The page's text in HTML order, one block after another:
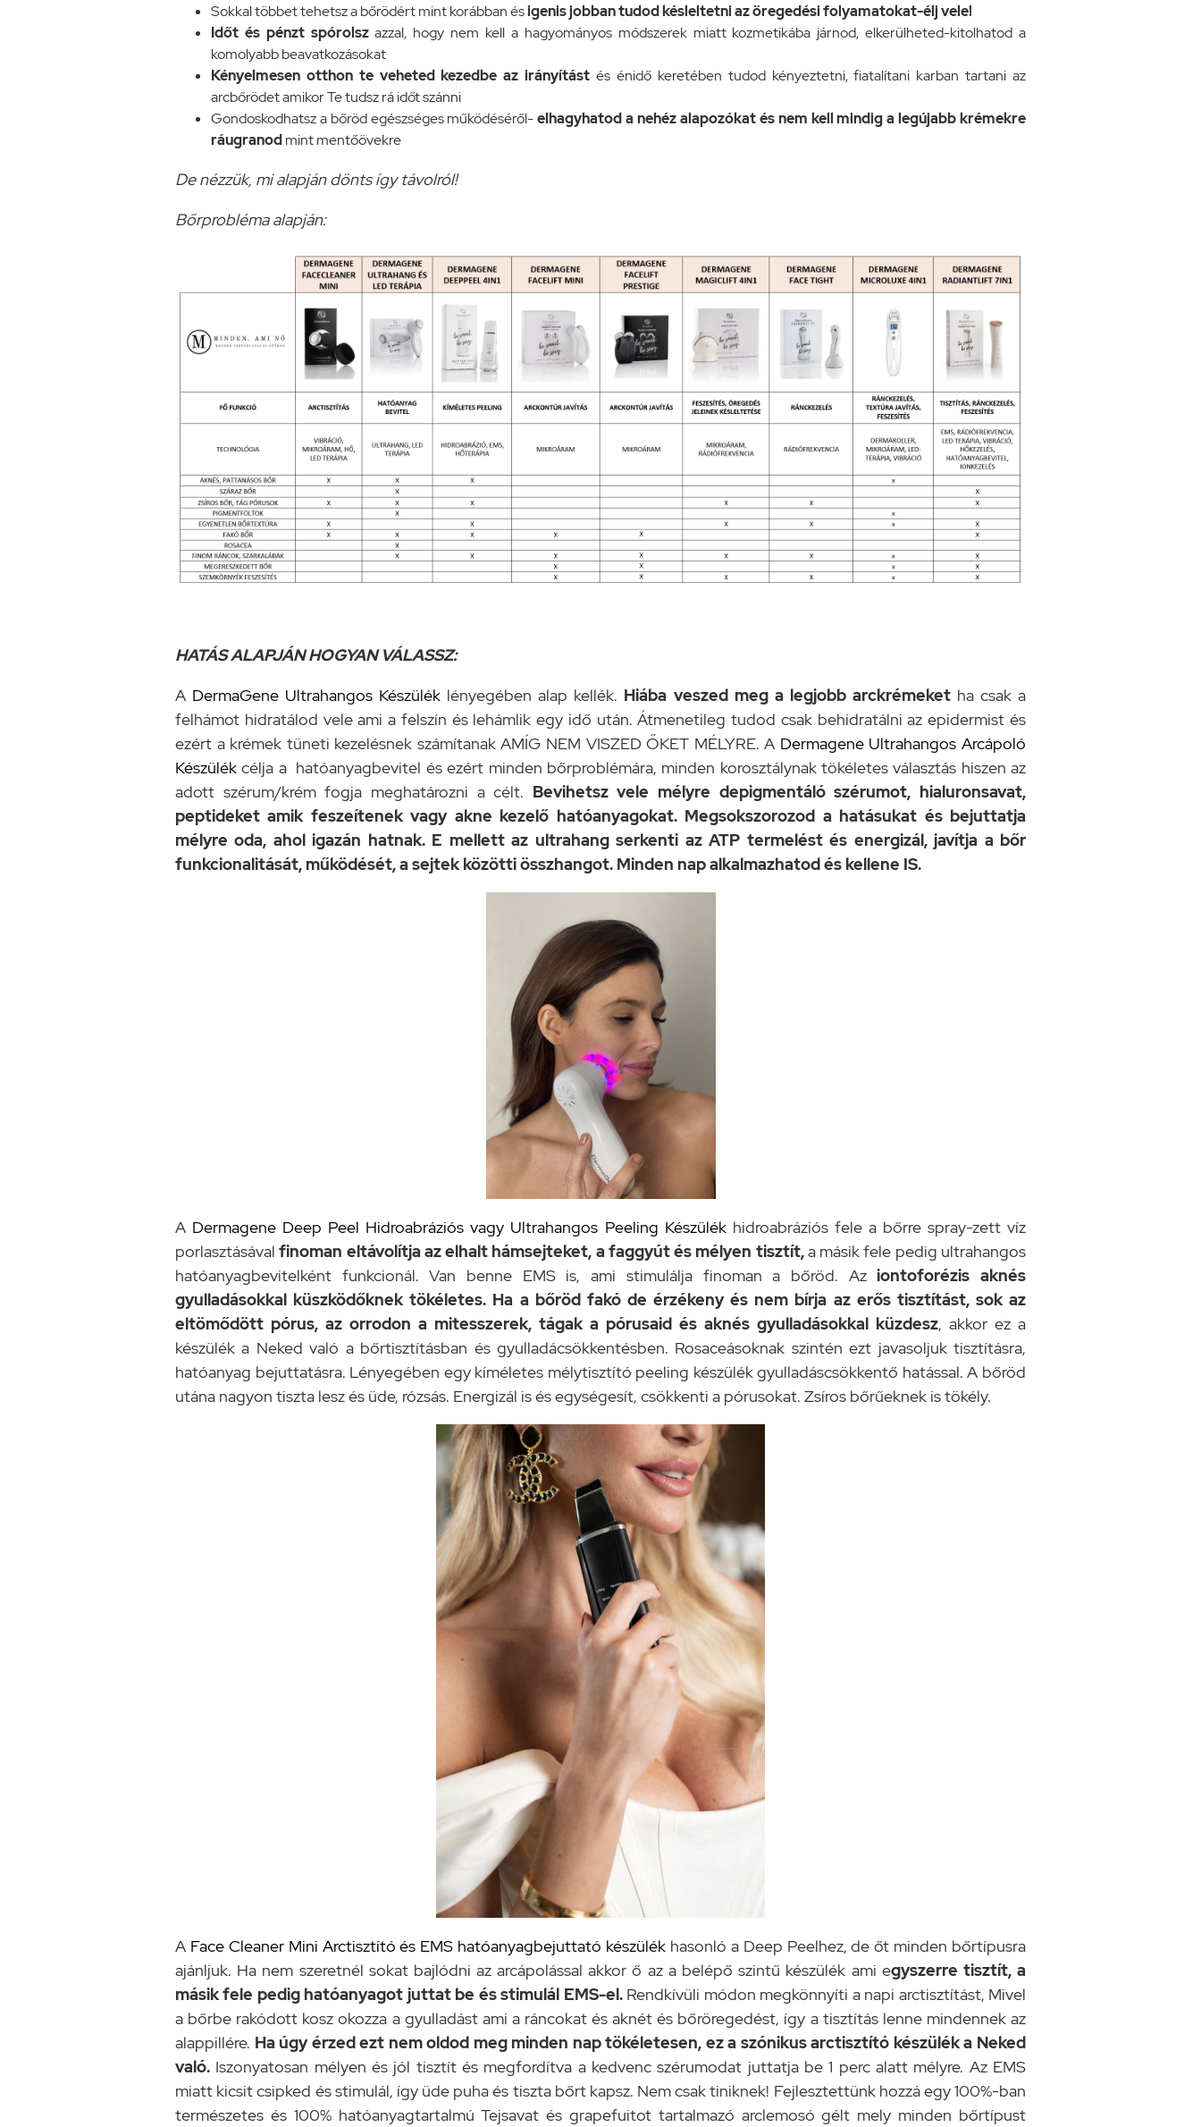
Sokkal többet tehetsz a bőrödért mint korábban ésigenis jobban tudod késleltetni az öregedési folyamatokat-élj vele!
Időt és pénzt spórolszazzal, hogy nem kell a hagyományos módszerek miatt kozmetikába járnod, elkerülheted-kitolhatod a
komolyabb beavatkozásokat
Kényelmesen otthon te veheted kezedbe az irányítást és énidő keretében tudod kényeztetni, fiatalítani karban tartani az
arcbőrödet amikor Te tudsz rá időt szánni
Gondoskodhatsz a bőröd egészséges működéséről-elhagyhatod a nehéz alapozókat és nem kell mindig a legújabb krémekre
ráugranodmint mentőövekre
De nézzük, mi alapján dönts így távolról!
Bőrprobléma alapján:
HATÁS ALAPJÁN HOGYAN VÁLASSZ:
A DermaGene Ultrahangos Készülék lényegében alap kellék. Hiába veszed meg a legjobb arckrémeketha csak a
felhámot hidratálod vele ami a felszín és lehámlik egy idő után. Átmenetileg tudod csak behidratálni az epidermist és
ezért a krémek tüneti kezelésnek számítanak AMÍG NEM VISZED ŐKET MÉLYRE. A Dermagene Ultrahangos Arcápoló
Készülék célja a hatóanyagbevitel és ezért minden bőrproblémára, minden korosztálynak tökéletes választás hiszen az
adott szérum/krém fogja meghatározni a célt. Bevihetsz vele mélyre depigmentáló szérumot, hialuronsavat,
peptideket amik feszeítenek vagy akne kezelő hatóanyagokat. Megsokszorozod a hatásukat és bejuttatja
mélyre oda, ahol igazán hatnak. E mellett az ultrahang serkenti az ATP termelést és energizál, javítja a bőr
funkcionalitását, működését, a sejtek közötti összhangot. Minden nap alkalmazhatod és kellene IS.
A Dermagene Deep Peel Hidroabráziós vagy Ultrahangos Peeling Készülékhidroabráziós fele a bőrre spray-zett víz
porlasztásávalfinoman eltávolítja az elhalt hámsejteket, a faggyút és mélyen tisztít,a másik fele pedig ultrahangos
hatóanyagbevitelként funkcionál. Van benne EMS is, ami stimulálja finoman a bőröd. Aziontoforézis aknés
gyulladásokkal küszködőknek tökéletes. Ha a bőröd fakó de érzékeny és nem bírja az erős tisztítást, sok az
eltömődött pórus, az orrodon a mitesszerek, tágak a pórusaid és aknés gyulladásokkal küzdesz, akkor ez a
készülék a Neked való a bőrtisztításban és gyulladácsökkentésben. Rosaceásoknak szintén ezt javasoljuk tisztításra,
hatóanyag bejuttatásra. Lényegében egy kíméletes mélytisztító peeling készülék gyulladáscsökkentő hatással. A bőröd
utána nagyon tiszta lesz és üde, rózsás. Energizál is és egységesít, csökkenti a pórusokat. Zsíros bőrűeknek is tökély.
A Face Cleaner Mini Arctisztító és EMS hatóanyagbejuttató készülék hasonló a Deep Peelhez, de őt minden bőrtípusra
ajánljuk. Ha nem szeretnél sokat bajlódni az arcápolással akkor ő az a belépő szintű készülék ami egyszerre tisztít, a
másik fele pedig hatóanyagot juttat be és stimulál EMS-el.Rendkívüli módon megkönnyíti a napi arctisztítást, Mivel
a bőrbe rakódott kosz okozza a gyulladást ami a ráncokat és aknét és bőröregedést, így a tisztítás lenne mindennek az
alappillére. Ha úgy érzed ezt nem oldod meg minden nap tökéletesen, ez a szónikus arctisztító készülék a Neked
való. Iszonyatosan mélyen és jól tisztít és megfordítva a kedvenc szérumodat juttatja be 1 perc alatt mélyre. Az EMS
miatt kicsit csipked és stimulál, így üde puha és tiszta bőrt kapsz. Nem csak tiniknek! Fejlesztettünk hozzá egy 100%-ban
természetes és 100% hatóanyagtartalmú Tejsavat és grapefuitot tartalmazó arclemosó gélt mely minden bőrtípust